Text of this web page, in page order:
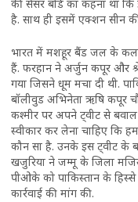
की सेंसर बोर्ड का कहना था
है. साथ ही इसमें एक्शन सीन
भारत में मशहूर बैंड जल के
हैं. फरहान ने अर्जुन कपूर और
गया जिसने धूम मचा दी थी.
बॉलीवुड अभिनेता ऋषि कपूर
कश्मीर पर अपने ट्वीट से
स्वीकार कर लेना चाहिए कि
कौन सा है. उनके इस ट्वीट के
खजुरिया ने जम्मू के जिला
पीओके को पाकिस्तान के
कार्रवाई की मांग की.